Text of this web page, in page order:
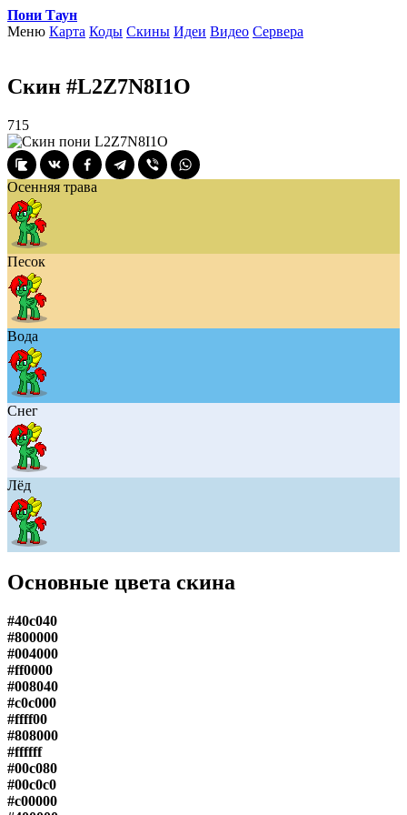
Пони Таун
Меню Карта Коды Скины Идеи Видео Сервера
Скин #L2Z7N8I1O
715
Осенняя трава
Песок
Вода
Снег
Лёд
Основные цвета скина
#40c040
#800000
#004000
#ff0000
#008040
#c0c000
#ffff00
#808000
#ffffff
#00c080
#00c0c0
#c00000